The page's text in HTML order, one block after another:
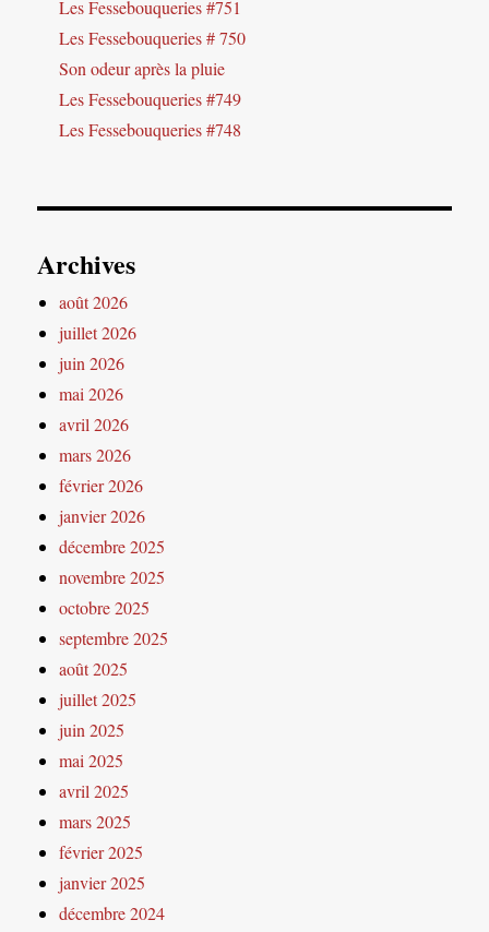
Les Fessebouqueries #751
Les Fessebouqueries # 750
Son odeur après la pluie
Les Fessebouqueries #749
Les Fessebouqueries #748
Archives
août 2026
juillet 2026
juin 2026
mai 2026
avril 2026
mars 2026
février 2026
janvier 2026
décembre 2025
novembre 2025
octobre 2025
septembre 2025
août 2025
juillet 2025
juin 2025
mai 2025
avril 2025
mars 2025
février 2025
janvier 2025
décembre 2024